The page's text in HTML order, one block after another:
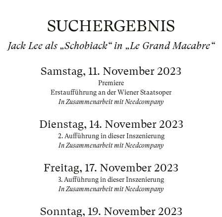
SUCHERGEBNIS
Jack Lee als „Schobiack“ in „Le Grand Macabre“
Samstag, 11. November 2023
Premiere
Erstaufführung an der Wiener Staatsoper
In Zusammenarbeit mit Needcompany
Dienstag, 14. November 2023
2. Aufführung in dieser Inszenierung
In Zusammenarbeit mit Needcompany
Freitag, 17. November 2023
3. Aufführung in dieser Inszenierung
In Zusammenarbeit mit Needcompany
Sonntag, 19. November 2023